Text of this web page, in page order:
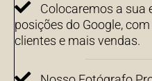
Colocaremos a sua
posições do Google,
clientes e mais vendas.